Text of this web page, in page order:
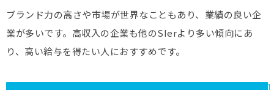
ブランド力の高さや市場が世界なこともあり、業績の良い企
業が多いです。高収入の企業も他のSIerより多い傾向にあ
り、高い給与を得たい人におすすめです。